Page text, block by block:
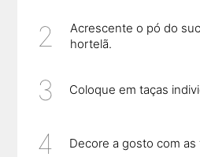
Acrescente o pó do
hortelã.
Coloque em taças
Decore a gosto com